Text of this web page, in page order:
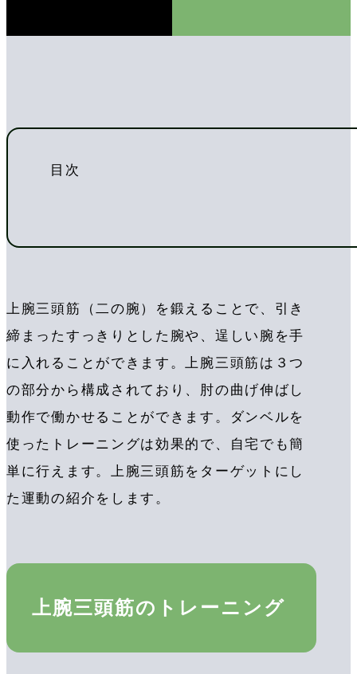
目次
上腕三頭筋（二の腕）を鍛えることで、引き
締まったすっきりとした腕や、逞しい腕を手
に入れることができます。上腕三頭筋は３つ
の部分から構成されており、肘の曲げ伸ばし
動作で働かせることができます。ダンベルを
使ったトレーニングは効果的で、自宅でも簡
単に行えます。上腕三頭筋をターゲットにし
た運動の紹介をします。
上腕三頭筋のトレーニング